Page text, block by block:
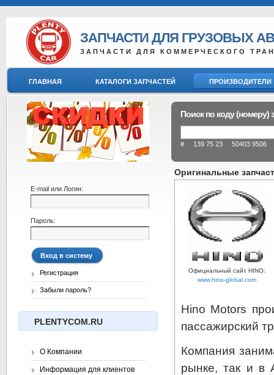
ЗАПЧАСТИ ДЛЯ ГРУЗОВЫХ
ЗАПЧАСТИ ДЛЯ КОММЕРЧЕСКОГО
ГЛАВНАЯ КАТАЛОГИ ЗАПЧАСТЕЙ ПРОИЗВОДИТЕЛИ
Поиск по коду (номеру)
# 139 75 23 50403 9506
Оригинальные
Официальный сайт HINO:
www.hino-global.com
Hino Motors
пассажирский
Компания
рынке, так и в
E-mail или Логин:
Пароль:
Регистрация
Забыли пароль?
PLENTYCOM.RU
О Компании
Информация для клиентов